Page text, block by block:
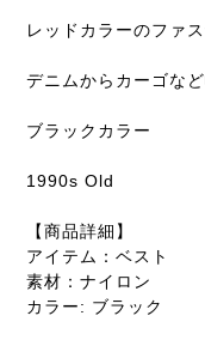
レッドカラーのファ
デニムからカーゴなど
ブラックカラー
1990s Old
【商品詳細】
アイテム：ベスト
素材：ナイロン
カラー: ブラック